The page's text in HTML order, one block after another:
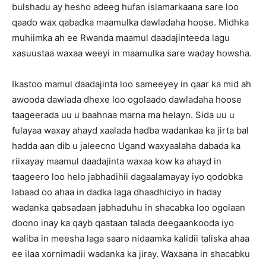
bulshadu ay hesho adeeg hufan islamarkaana sare loo
qaado wax qabadka maamulka dawladaha hoose. Midhka
muhiimka ah ee Rwanda maamul daadajinteeda lagu
xasuustaa waxaa weeyi in maamulka sare waday howsha.
Ikastoo mamul daadajinta loo sameeyey in qaar ka mid ah
awooda dawlada dhexe loo ogolaado dawladaha hoose
taageerada uu u baahnaa marna ma helayn. Sida uu u
fulayaa waxay ahayd xaalada hadba wadankaa ka jirta bal
hadda aan dib u jaleecno Ugand waxyaalaha dabada ka
riixayay maamul daadajinta waxaa kow ka ahayd in
taageero loo helo jabhadihii dagaalamayay iyo qodobka
labaad oo ahaa in dadka laga dhaadhiciyo in haday
wadanka qabsadaan jabhaduhu in shacabka loo ogolaan
doono inay ka qayb qaataan talada deegaankooda iyo
waliba in meesha laga saaro nidaamka kalidii taliska ahaa
ee ilaa xornimadii wadanka ka jiray. Waxaana in shacabku